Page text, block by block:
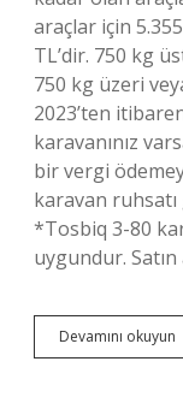
araçlar için
TL’dir. 750 kg
750 kg üzeri
2023’ten
karavanınız
bir vergi
karavan
*Tosbiq 3-80
uygundur.
Devamını okuyun